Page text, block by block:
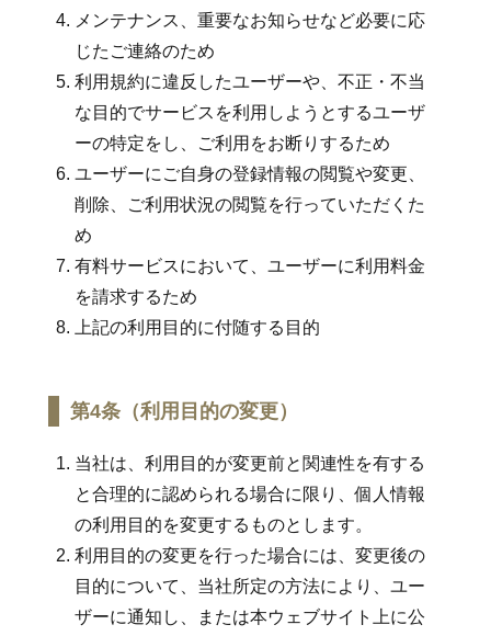
メンテナンス、重要なお知らせなど必要に応
じたご連絡のため
利用規約に違反したユーザーや、不正・不当
な目的でサービスを利用しようとするユーザ
ーの特定をし、ご利用をお断りするため
ユーザーにご自身の登録情報の閲覧や変更、
削除、ご利用状況の閲覧を行っていただくた
め
有料サービスにおいて、ユーザーに利用料金
を請求するため
上記の利用目的に付随する目的
第4条（利用目的の変更）
当社は、利用目的が変更前と関連性を有する
と合理的に認められる場合に限り、個人情報
の利用目的を変更するものとします。
利用目的の変更を行った場合には、変更後の
目的について、当社所定の方法により、ユー
ザーに通知し、または本ウェブサイト上に公